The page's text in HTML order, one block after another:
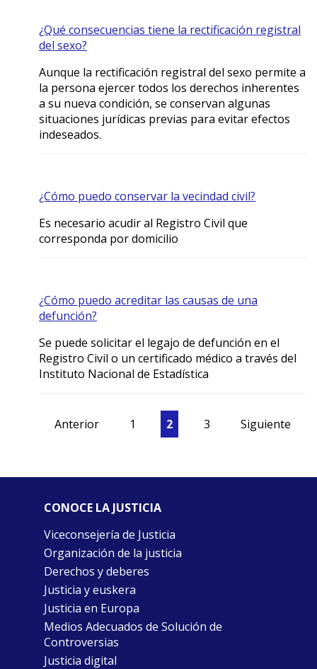
¿Qué consecuencias tiene la rectificación registral
del sexo?
Aunque la rectificación registral del sexo permite a
la persona ejercer todos los derechos inherentes
a su nueva condición, se conservan algunas
situaciones jurídicas previas para evitar efectos
indeseados.
¿Cómo puedo conservar la vecindad civil?
Es necesario acudir al Registro Civil que
corresponda por domicilio
¿Cómo puedo acreditar las causas de una
defunción?
Se puede solicitar el legajo de defunción en el
Registro Civil o un certificado médico a través del
Instituto Nacional de Estadística
Anterior 1 2 3 Siguiente
CONOCE LA JUSTICIA
Viceconsejería de Justicia
Organización de la justicia
Derechos y deberes
Justicia y euskera
Justicia en Europa
Medios Adecuados de Solución de
Controversias
Justicia digital